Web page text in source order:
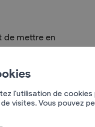
de mettre en
telles que la
à St-Pierre-
ou à
l'utilisation de cookies
visites. Vous pouvez